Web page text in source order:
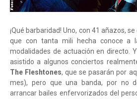
¡Qué barbaridad! Uno, con 41 añazos,
que con tanta mili hecha conoce a
modalidades de actuación en directo.
asistido a algunos conciertos
The Fleshtones, que se pasarán por
mes), pero que una banda, por no
arrancar bailes enfervorizados del